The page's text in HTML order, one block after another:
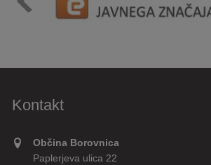
Kontakt
Občina Borovnica
Paplerjeva ulica 22